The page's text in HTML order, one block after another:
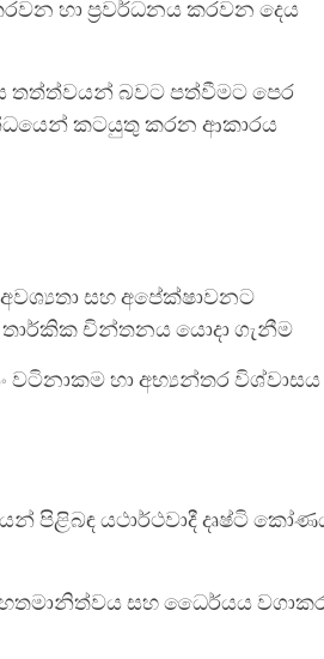
හා ප්‍රවර්ධනය කරවන දෙය
බවට පත්වීමට පෙර
කටයුතු කරන ආකාරය
සහ අපේක්ෂාවනට
චින්තනය යොදා ගැනීම
හා අභ්‍යන්තර විශ්වාසය
පිළිබඳ යථාර්ථවාදී දෘෂ්ටි
සහ ධෛර්යය